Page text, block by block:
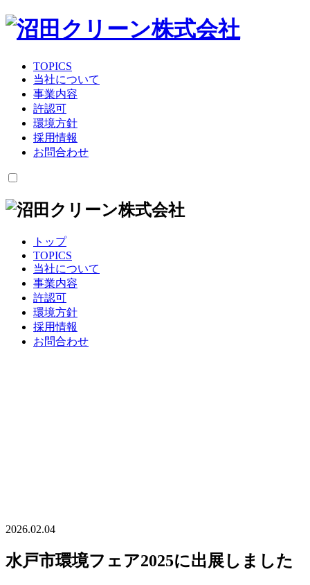
TOPICS
当社について
事業内容
許認可
環境方針
採用情報
お問合わせ
トップ
TOPICS
当社について
事業内容
許認可
環境方針
採用情報
お問合わせ
2026.02.04
水戸市環境フェア2025に出展しました